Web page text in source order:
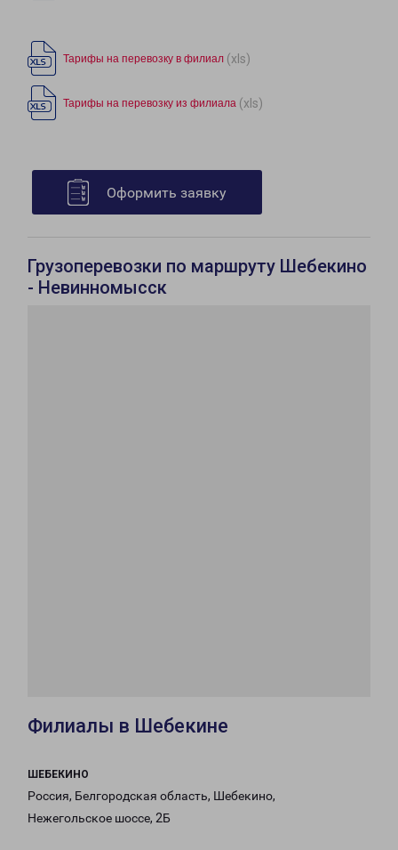
Тарифы на перевозку в филиал (xls)
Тарифы на перевозку из филиала (xls)
Оформить заявку
Грузоперевозки по маршруту Шебекино
- Невинномысск
Филиалы в Шебекине
ШЕБЕКИНО
Россия, Белгородская область, Шебекино,
Нежегольское шоссе, 2Б